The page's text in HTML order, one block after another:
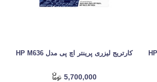
کارتریج لیزری پرینتر اچ پی مدل HP M636
5,700,000